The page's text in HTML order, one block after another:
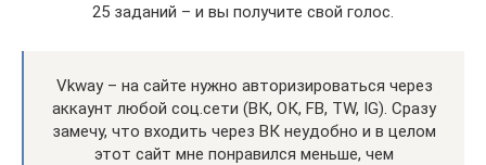
25 заданий – и вы получите свой голос.
Vkway – на сайте нужно авторизироваться через
аккаунт любой соц.сети (ВК, ОК, FB, TW, IG). Сразу
замечу, что входить через ВК неудобно и в целом
этот сайт мне понравился меньше, чем